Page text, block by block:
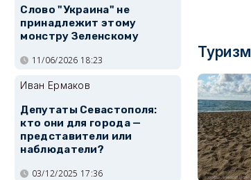
Туризм
Слово "Украина" не
принадлежит этому
монстру Зеленскому
11/06/2026 18:23
Иван Ермаков
Депутаты Севастополя:
кто они для города —
представители или
наблюдатели?
03/12/2025 17:36